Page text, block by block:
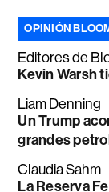
OPINIÓN
Editores de
Kevin Warsh
Liam Denning
Un Trump
grandes
Claudia Sahm
La Reserva